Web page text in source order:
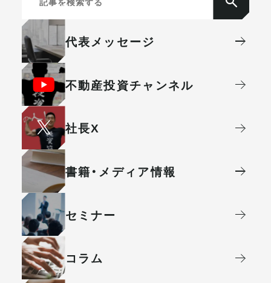
代表メッセージ
不動産投資チャンネル
社⻑X
書籍・メディア情報
セミナー
コラム